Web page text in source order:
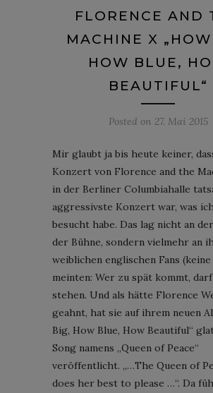
FLORENCE AND
MACHINE X
HOW BLUE,
BEAUTIFUL“
Posted on 27. Mai 2015
Mir glaubt ja bis heute keiner,
Konzert von Florence and the
in der Berliner Columbiahalle
aggressivste Konzert war, was
besucht habe. Das lag nicht an
der Bühne, sondern vielmehr an
weiblichen englischen Fans
meinten: Wer zu spät kommt,
stehen. Und als hätte Florence
geahnt, hat sie auf ihrem neuen
Big, How Blue, How Beautiful“
Song namens „Queen of Peace“
veröffentlicht. „…The Queen of
does her best to please …“. Da